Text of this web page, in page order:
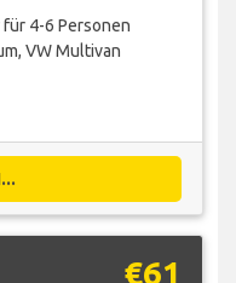
4-6 Personen
VW Multivan
€61